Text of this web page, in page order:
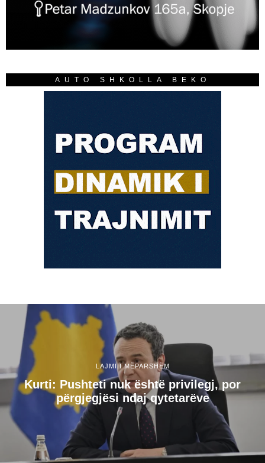
AUTO SHKOLLA BEKO
LAJMI I MËPARSHËM
Kurti: Pushteti nuk është privilegj, por
përgjegjësi ndaj qytetarëve